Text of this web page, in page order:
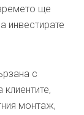
ще
инвестирате
с
монтаж,